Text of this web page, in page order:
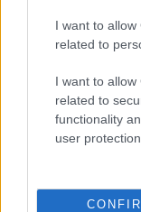
I want to
related to
I want to
related to
functionality
user protection.
kiválasztani, így
Az Álmosvölgy
Minamata